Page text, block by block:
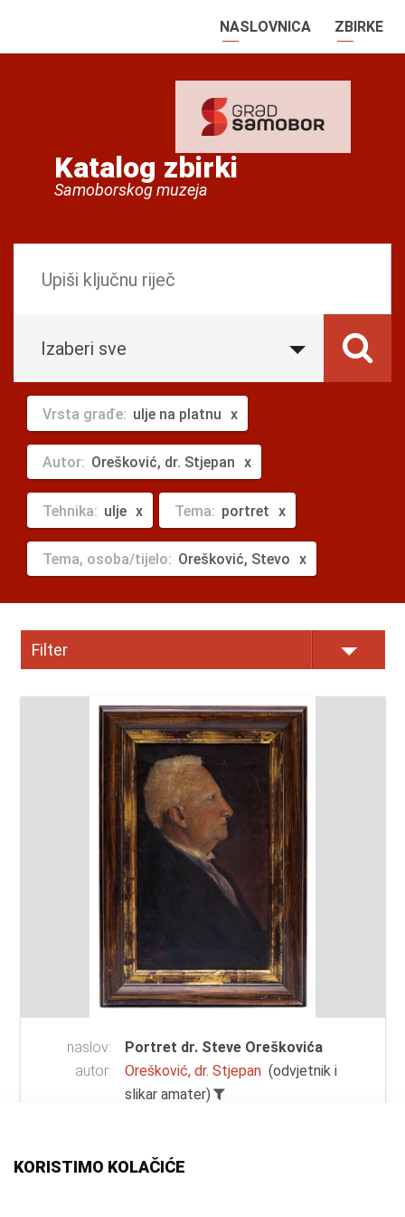
NASLOVNICA ZBIRKE
Katalog zbirki
Samoborskog muzeja
Izaberi sve
Vrsta građe: ulje na platnu
Autor: Orešković, dr. Stjepan
Tehnika: ulje Tema: portret
Tema, osoba/tijelo: Orešković, Stevo
Filter
naslov:
Portret dr. Steve Oreškovića
autor:
Orešković, dr. Stjepan (odvjetnik i
slikar amater)
tehnika:
ulje
KORISTIMO KOLAČIĆE